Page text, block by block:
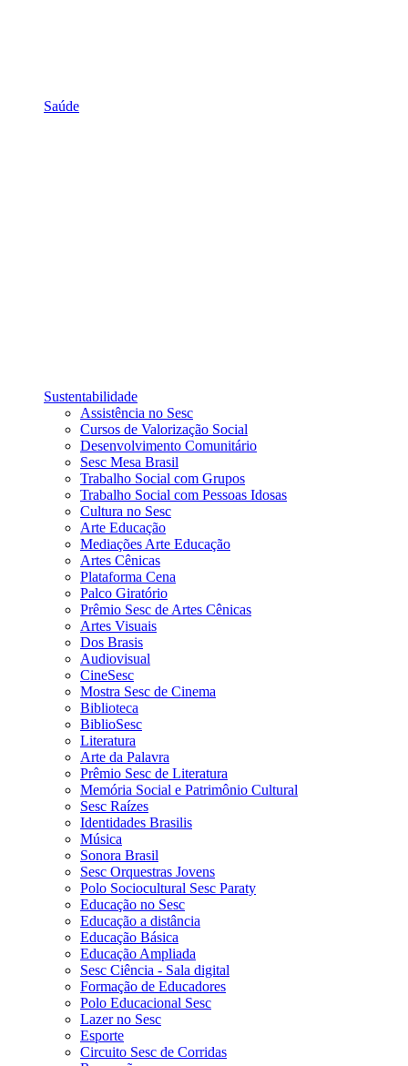
Saúde
Sustentabilidade
Assistência no Sesc
Cursos de Valorização Social
Desenvolvimento Comunitário
Sesc Mesa Brasil
Trabalho Social com Grupos
Trabalho Social com Pessoas Idosas
Cultura no Sesc
Arte Educação
Mediações Arte Educação
Artes Cênicas
Plataforma Cena
Palco Giratório
Prêmio Sesc de Artes Cênicas
Artes Visuais
Dos Brasis
Audiovisual
CineSesc
Mostra Sesc de Cinema
Biblioteca
BiblioSesc
Literatura
Arte da Palavra
Prêmio Sesc de Literatura
Memória Social e Patrimônio Cultural
Sesc Raízes
Identidades Brasilis
Música
Sonora Brasil
Sesc Orquestras Jovens
Polo Sociocultural Sesc Paraty
Educação no Sesc
Educação a distância
Educação Básica
Educação Ampliada
Sesc Ciência - Sala digital
Formação de Educadores
Polo Educacional Sesc
Lazer no Sesc
Esporte
Circuito Sesc de Corridas